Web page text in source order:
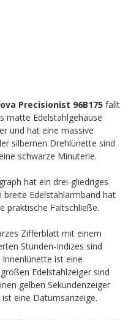
Precisionist 96B175 fällt
matte Edelstahlgehäuse
und hat eine massive
silbernen Drehlünette sind
schwarze Minuterie.
hat ein drei-gliedriges
breite Edelstahlarmband hat
praktische Faltschließe.
Zifferblatt mit einem
Stunden-Indizes sind
ist eine
Edelstahlzeiger sind
gelben Sekundenzeiger
eine Datumsanzeige.